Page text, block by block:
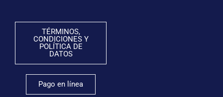
TÉRMINOS,
CONDICIONES Y
POLÍTICA DE
DATOS
Pago en línea